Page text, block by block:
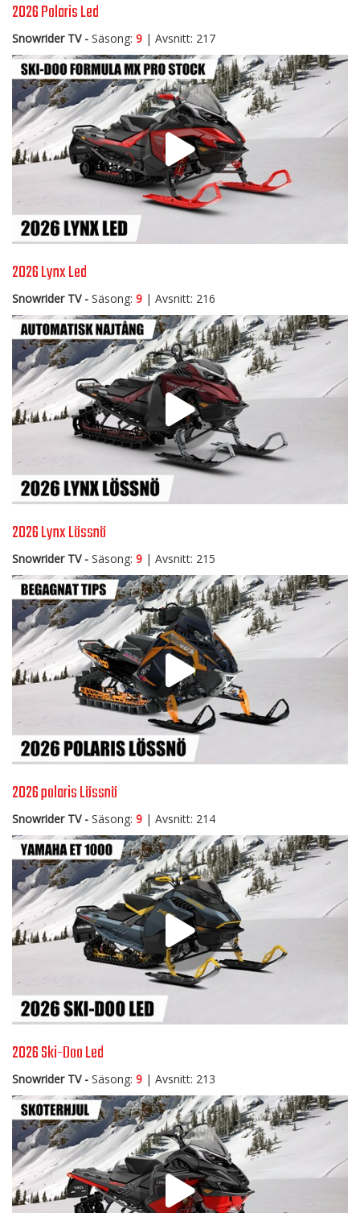
2026 Polaris Led
Snowrider TV - Säsong: 9 | Avsnitt: 217
2026 Lynx Led
Snowrider TV - Säsong: 9 | Avsnitt: 216
2026 Lynx Lössnö
Snowrider TV - Säsong: 9 | Avsnitt: 215
2026 polaris Lössnö
Snowrider TV - Säsong: 9 | Avsnitt: 214
2026 Ski-Doo Led
Snowrider TV - Säsong: 9 | Avsnitt: 213